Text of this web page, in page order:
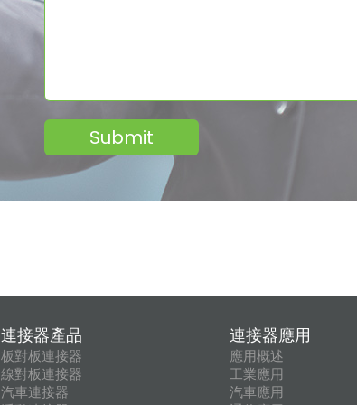
Submit
連接器產品
板對板連接器
線對板連接器
汽車連接器
連接器應用
應用概述
工業應用
汽車應用